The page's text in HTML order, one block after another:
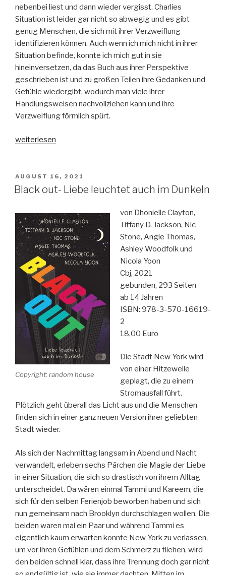
nebenbei liest und dann wieder vergisst. Charlies
Situation ist leider gar nicht so abwegig und es gibt
genug Menschen, die sich mit ihrer Verzweiflung
identifizieren können. Auch wenn ich mich nicht in ihrer
Situation befinde, konnte ich mich gut in sie
hineinversetzen, da das Buch aus ihrer Perspektive
geschrieben ist und zu großen Teilen ihre Gedanken und
Gefühle wiedergibt, wodurch man viele ihrer
Handlungsweisen nachvollziehen kann und ihre
Verzweiflung förmlich spürt.
„Mädchen
weiterlesen
VERÖFFENTLICHT
AM
AUGUST 16, 2021
Black out- Liebe leuchtet auch im Dunkeln
Copyright: random house
von Dhonielle Clayton,
Tiffany D. Jackson, Nic
Stone, Angie Thomas,
Ashley Woodfolk und
Nicola Yoon
Cbj, 2021
gebunden, 293 Seiten
ab 14 Jahren
ISBN: 978-3-570-16619-
2
18,00 Euro
Die Stadt New York wird
von einer Hitzewelle
geplagt, die zu einem
Stromausfall führt.
Plötzlich geht überall das Licht aus und die Menschen
finden sich in einer ganz neuen Version ihrer geliebten
Stadt wieder.
Als sich der Nachmittag langsam in Abend und Nacht
verwandelt, erleben sechs Pärchen die Magie der Liebe
in einer Situation, die sich so drastisch von ihrem Alltag
unterscheidet. Da wären einmal Tammi und Kareem, die
sich für den selben Ferienjob beworben haben und sich
nun gemeinsam nach Brooklyn durchschlagen wollen. Die
beiden waren mal ein Paar und während Tammi es
eigentlich kaum erwarten konnte New York zu verlassen,
um vor ihren Gefühlen und dem Schmerz zu fliehen, wird
den beiden schnell klar, dass ihre Trennung doch gar nicht